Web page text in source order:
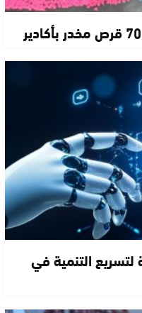
لتسريع التنمية في